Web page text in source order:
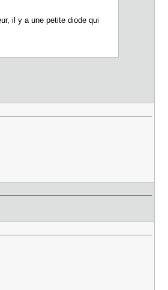
il y a une petite diode qui